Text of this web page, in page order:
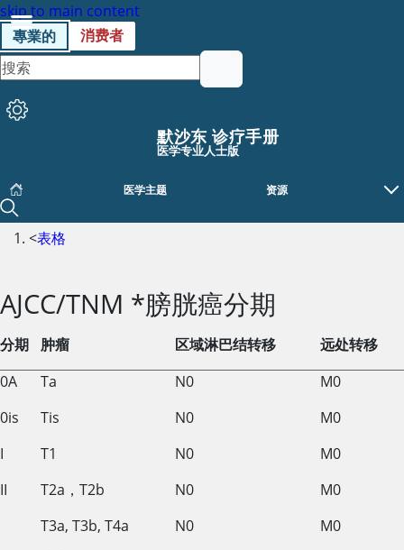
skip to main content
專業的
消费者
默沙东 诊疗手册
医学专业人士版
医学主题 资源
<表格
AJCC/TNM *膀胱癌分期
AJCC/TNM *膀胱癌分期
分期 肿瘤 区域淋巴结转移
远处转移
0A
Ta N0
M0
0is
Tis N0
M0
I
T1 N0
M0
II
T2a，T2b N0 M0
T3a, T3b, T4a N0
M0